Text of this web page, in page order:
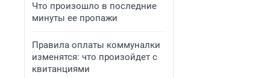
Что произошло в последние
минуты ее пропажи
Правила оплаты коммуналки
изменятся: что произойдет с
квитанциями